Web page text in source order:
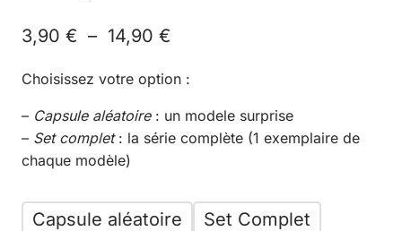
3,90 € – 14,90 €
Choisissez votre option :
– Capsule aléatoire: un modele surprise
– Set complet: la série complète (1 exemplaire de
chaque modèle)
Capsule aléatoire Set Complet